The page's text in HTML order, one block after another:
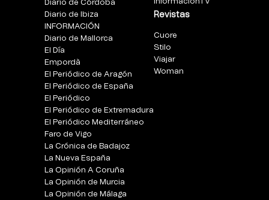
Diario de Córdoba
Diario de Ibiza
INFORMACIÓN
Diario de Mallorca
El Día
Empordà
El Periódico de Aragón
El Periódico de España
El Periódico
El Periódico de Extremadura
El Periódico Mediterráneo
Faro de Vigo
La Crónica de Badajoz
La Nueva España
La Opinión A Coruña
La Opinión de Murcia
La Opinión de Málaga
Revistas
Cuore
Stilo
Viajar
Woman